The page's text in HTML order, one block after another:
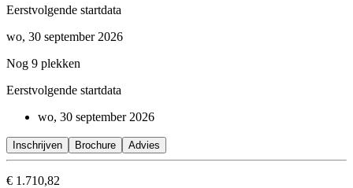
Eerstvolgende startdata
wo, 30 september 2026
Nog 9 plekken
Eerstvolgende startdata
wo, 30 september 2026
Inschrijven Brochure Advies
€ 1.710,82